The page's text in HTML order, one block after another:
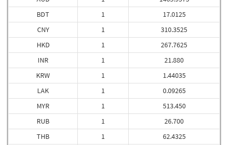
BDT
CNY
HKD
INR
KRW
LAK
MYR
RUB
THB
1
1
1
1
1
1
1
1
1
17.0125
310.3525
267.7625
21.880
1.44035
0.09265
513.450
26.700
62.4325